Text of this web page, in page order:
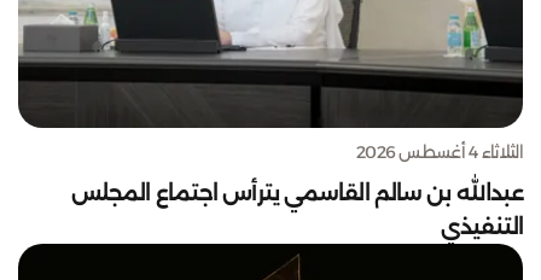
الثلاثاء 4 أغسطس 2026
عبدالله بن سالم القاسمي يترأس اجتماع المجلس
التنفيذي